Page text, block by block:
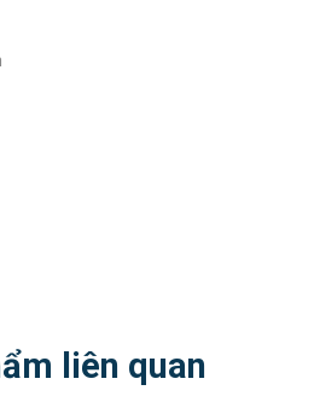
liên quan